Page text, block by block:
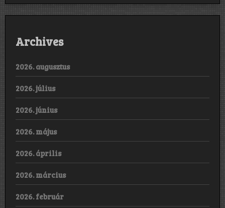
Archives
2026. augusztus
2026. július
2026. június
2026. május
2026. április
2026. március
2026. február